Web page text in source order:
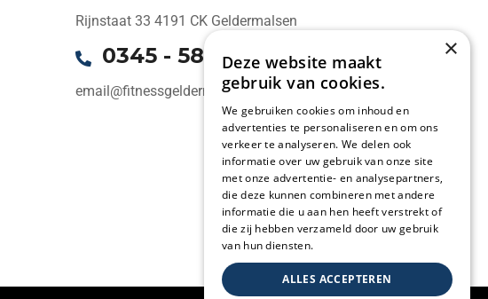
Rijnstaat 33 4191 CK Geldermalsen
0345 - 58 1000
email@fitnessgeldermalsen.nl
×
Deze website maakt
gebruik van cookies.
We gebruiken cookies om inhoud en
advertenties te personaliseren en om ons
verkeer te analyseren. We delen ook
informatie over uw gebruik van onze site
met onze advertentie- en analysepartners,
die deze kunnen combineren met andere
informatie die u aan hen heeft verstrekt of
die zij hebben verzameld door uw gebruik
van hun diensten.
ALLES ACCEPTEREN